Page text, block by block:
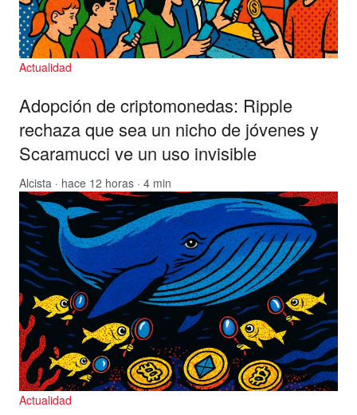
Actualidad
Adopción de criptomonedas: Ripple
rechaza que sea un nicho de jóvenes y
Scaramucci ve un uso invisible
Alcista · hace 12 horas · 4 min
Actualidad